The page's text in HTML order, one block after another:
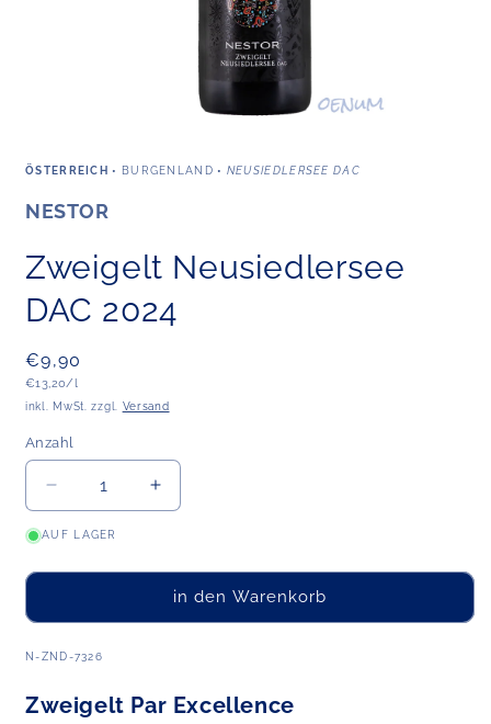
in
öffnen
ÖSTERREICH • BURGENLAND • NEUSIEDLERSEE DAC
NESTOR
Zweigelt Neusiedlersee
DAC 2024
Normaler
Preis
€9,90
Grundpreis
€13,20/l
inkl. MwSt. zzgl. Versand
Anzahl
Anzahl
Verringere
die
Menge
Neusiedlersee
2024
Erhöhe
die
Zweigelt
Neusiedlersee
AUF LAGER
in den Warenkorb
ART.NR.:
N-ZND-7326
Zweigelt Par Excellence